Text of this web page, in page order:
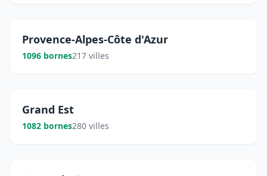
Provence-Alpes-Côte d'Azur
1096 bornes217 villes
Grand Est
1082 bornes280 villes